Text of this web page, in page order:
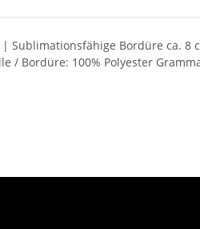
Sublimationsfähige Bordüre ca.
/ Bordüre: 100% Polyester